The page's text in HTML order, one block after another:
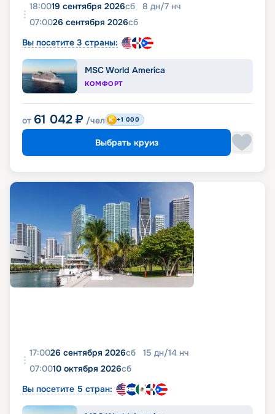
18:0019 сентября 2026сб 8 дн/7 нч
07:0026 сентября 2026сб
Вы посетите 3 страны:
MSC World America
КОМФОРТ
от 61 042 ₽ /чел +1 000
Выбрать круиз
17:0026 сентября 2026сб 15 дн/14 нч
07:0010 октября 2026сб
Вы посетите 5 стран: